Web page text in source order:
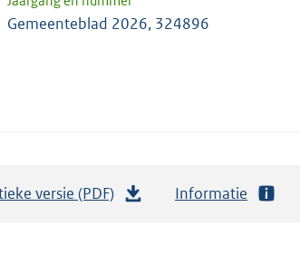
Gemeenteblad 2026, 324896
versie (PDF) Informatie